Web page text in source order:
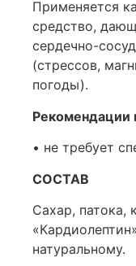
Применяется
средство,
сердечно-
(стрессов,
погоды).
Рекомендации
• не требует
СОСТАВ
Сахар, патока,
натуральному.